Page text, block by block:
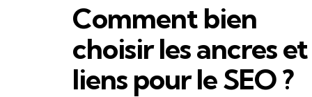
Comment bien
choisir les ancres et
liens pour le SEO ?